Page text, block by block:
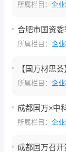
所属栏目： 企
合肥市国资
所属栏目： 企
【国万材思
所属栏目： 企
成都国万×中
所属栏目： 企
成都国万召